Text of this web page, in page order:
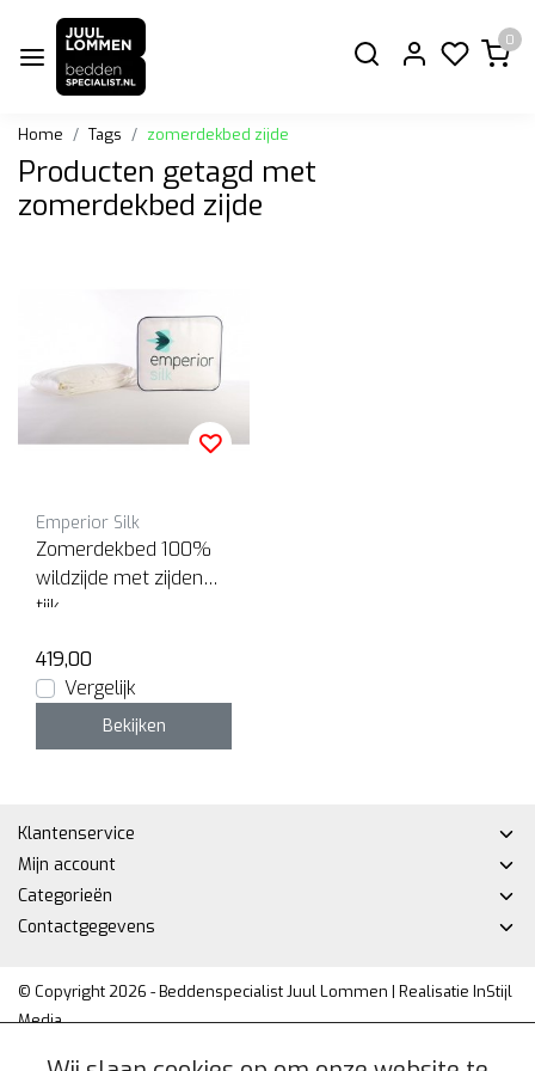
0
Home Tags zomerdekbed zijde
Producten getagd met
zomerdekbed zijde
Emperior Silk
Zomerdekbed 100%
wildzijde met zijden
tijk.
419,00
Vergelijk
Bekijken
Klantenservice
Mijn account
Categorieën
Contactgegevens
© Copyright 2026 - Beddenspecialist Juul Lommen | Realisatie InStijl
Media